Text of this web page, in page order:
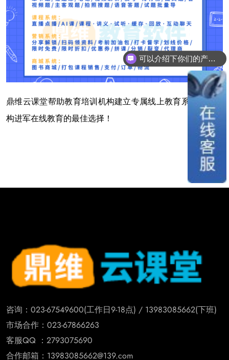
鼎维云课堂帮助教育培训机构建立专属线上教育系统，是机
构进军在线教育的最佳选择！
咨询：023-67549600(工作日9-18点) / 13983085662(下班)
市场合作：023-67866263
客服QQ ：2793075690
合作邮箱：13983085662@139.com
可以介绍下你们的产品么？